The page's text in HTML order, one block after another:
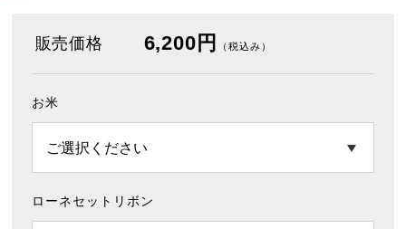
販売価格 6,200円 （税込み）
お米
ローネセットリボン